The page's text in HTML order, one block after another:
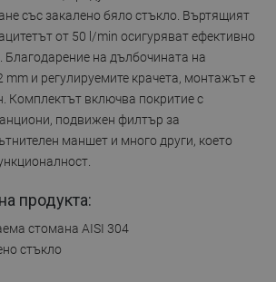
със закалено бяло стъкло. Въртящият
от 50 l/min осигуряват ефективно
Благодарение на дълбочината на
и регулируемите крачета, монтажът е
Комплектът включва покритие с
подвижен филтър за
маншет и много други, което
продукта:
стомана AISI 304
стъкло